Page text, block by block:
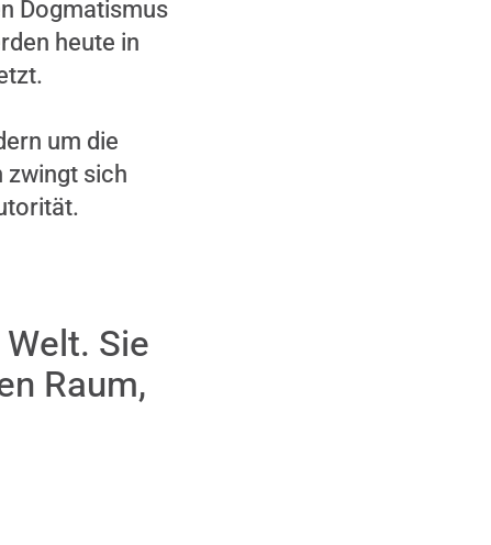
Dogmatismus
heute in
um die
zwingt sich
Sie
Raum,